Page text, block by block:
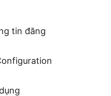
tin đăng